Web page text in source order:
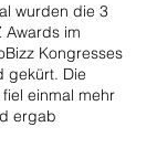
wurden die 3
Awards im
Kongresses
gekürt. Die
einmal mehr
ergab